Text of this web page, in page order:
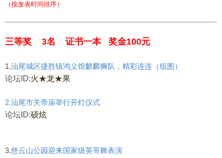
（按发表时间排序）
三等奖 3名 证书一本 奖金100元
1.汕尾城区捷胜镇鸿义馆麒麟狮队，精彩连连（组图）
论坛ID:火★龙★果
2.汕尾市关帝庙举行开灯仪式
论坛ID:硕炫
3.慈云山公园迎来国家级英哥舞表演